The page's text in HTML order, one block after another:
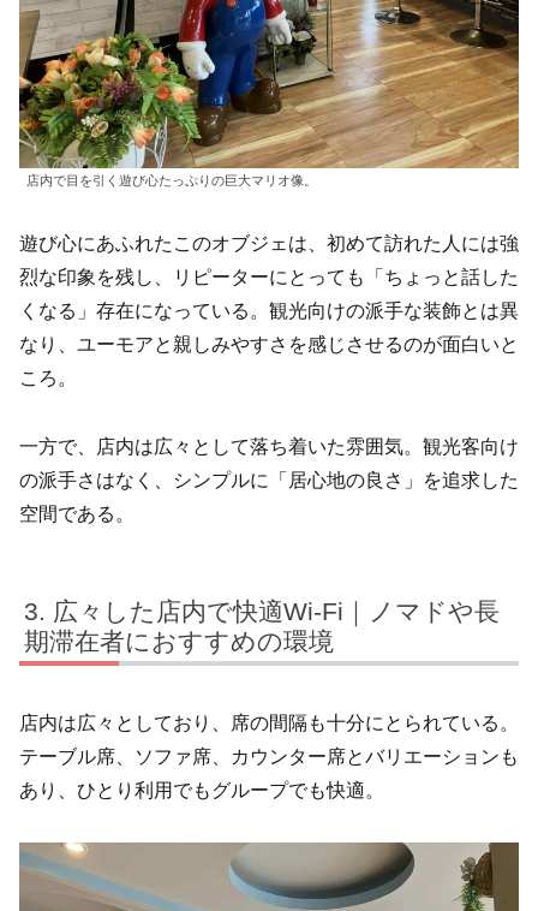
店内で目を引く遊び心たっぷりの巨大マリオ像。
遊び心にあふれたこのオブジェは、初めて訪れた人には強
烈な印象を残し、リピーターにとっても「ちょっと話した
くなる」存在になっている。観光向けの派手な装飾とは異
なり、ユーモアと親しみやすさを感じさせるのが面白いと
ころ。
一方で、店内は広々として落ち着いた雰囲気。観光客向け
の派手さはなく、シンプルに「居心地の良さ」を追求した
空間である。
広々した店内で快適Wi-Fi｜ノマドや長
期滞在者におすすめの環境
店内は広々としており、席の間隔も十分にとられている。
テーブル席、ソファ席、カウンター席とバリエーションも
あり、ひとり利用でもグループでも快適。